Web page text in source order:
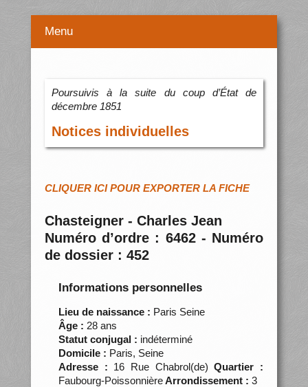
Menu
Poursuivis à la suite du coup d’État de
décembre 1851
Notices individuelles
CLIQUER ICI POUR EXPORTER LA FICHE
Chasteigner - Charles Jean
Numéro d’ordre : 6462 - Numéro
de dossier : 452
Informations personnelles
Lieu de naissance : Paris Seine
Âge : 28 ans
Statut conjugal : indéterminé
Domicile : Paris, Seine
Adresse : 16 Rue Chabrol(de)Quartier :
Faubourg-PoissonnièreArrondissement : 3